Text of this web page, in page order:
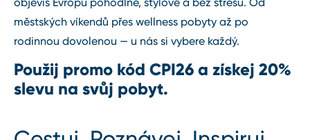
městských víkendů přes wellness pobyty až po
rodinnou dovolenou — u nás si vybere každý.
Použij promo kód CPI26 a získej 20%
slevu na svůj pobyt.